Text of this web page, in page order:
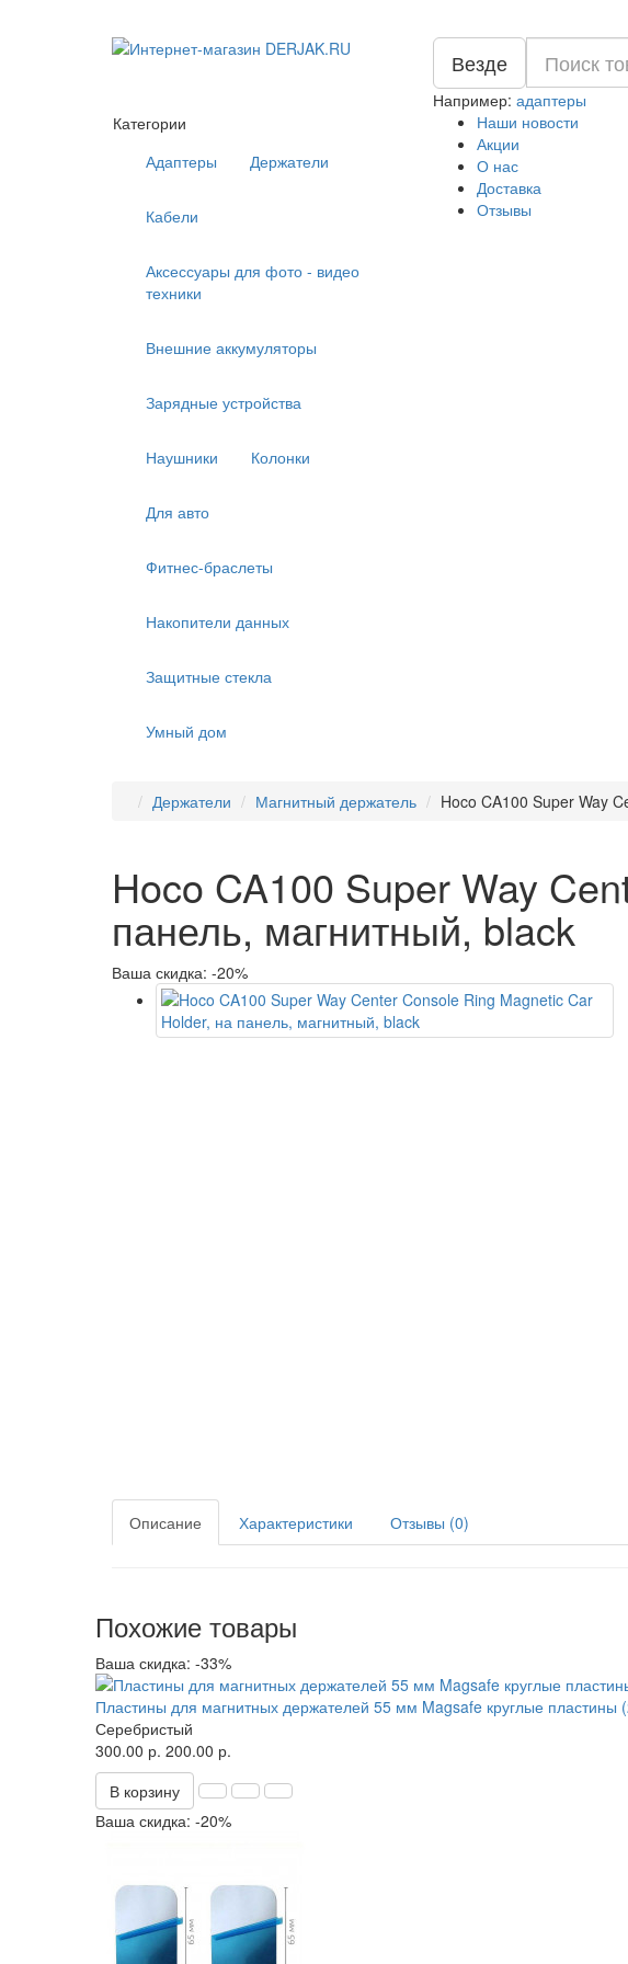
Везде
Например: адаптеры
Наши новости
Акции
О нас
Доставка
Отзывы
Категории
Адаптеры
Держатели
Кабели
Аксессуары для фото - видео
техники
Внешние аккумуляторы
Зарядные устройства
Наушники Колонки
Для авто
Фитнес-браслеты
Накопители данных
Защитные стекла
Умный дом
Держатели Магнитный держатель Hoco CA100 Super Way
Hoco CA100 Super Way
панель, магнитный, black
Ваша скидка: -20%
Описание Характеристики Отзывы (0)
Похожие товары
Ваша скидка: -33%
Пластины для магнитных держателей 55 мм Magsafe круглые пластины
Серебристый
300.00 р. 200.00 р.
В корзину
Ваша скидка: -20%